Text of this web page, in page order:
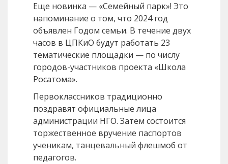
Еще новинка — «Семейный парк»! Это
напоминание о том, что 2024 год
объявлен Годом семьи. В течение двух
часов в ЦПКиО будут работать 23
тематические площадки — по числу
городов-участников проекта «Школа
Росатома».
Первоклассников традиционно
поздравят официальные лица
администрации НГО. Затем состоится
торжественное вручение паспортов
ученикам, танцевальный флешмоб от
педагогов.